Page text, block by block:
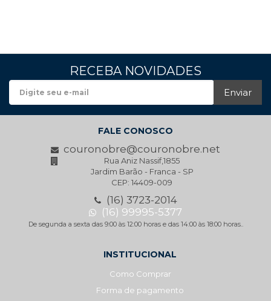
RECEBA NOVIDADES
Enviar
INSTITUCIONAL
Como Comprar
Forma de pagamento
FALE CONOSCO
couronobre@couronobre.net
Rua Aniz Nassif,1855
Jardim Barão - Franca - SP
CEP: 14409-009
(16) 3723-2014
(16) 99995-5377
De segunda a sexta das 9:00 às 12:00 horas e das 14:00 às 18:00 horas..